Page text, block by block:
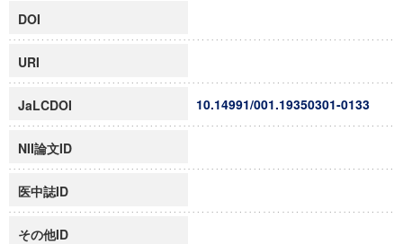
DOI
URI
JaLCDOI 10.14991/001.19350301-0133
NII論文ID
医中誌ID
その他ID